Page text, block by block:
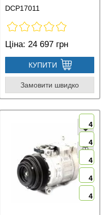
DCP17011
Ціна: 24 697 грн
КУПИТИ
Замовити швидко
4
4
4
4
4